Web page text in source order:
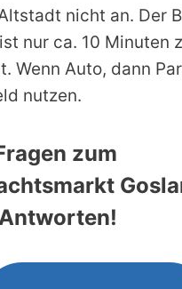
nicht an. Der
nur ca. 10 Minuten
Wenn Auto, dann
nutzen.
zum